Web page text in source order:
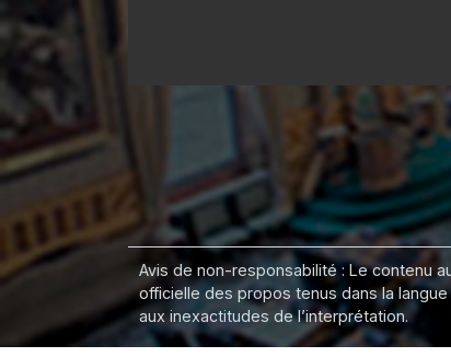
Avis de non-responsabilité : Le contenu
officielle des propos tenus dans la
aux inexactitudes de l’interprétation.